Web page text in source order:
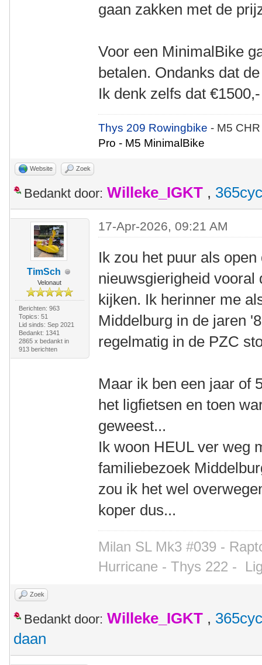
gaan zakken met de
Voor een MinimalBike
betalen. Ondanks dat
Ik denk zelfs dat
Thys 209 Rowingbike- M5
Pro - M5 MinimalBike
Website Zoek
Bedankt door: Willeke_IGKT ,
TimSch
Velonaut
Berichten: 963
Topics: 51
Lid sinds: Sep 2021
Bedankt: 1341
2865 x bedankt in
913 berichten
17-Apr-2026, 09:21 AM
Ik zou het puur als
nieuwsgierigheid vooral
kijken. Ik herinner me
Middelburg in de jaren
regelmatig in de PZC
Maar ik ben een jaar of
het ligfietsen en toen
geweest...
Ik woon HEUL ver weg
familiebezoek
zou ik het wel
koper dus...
Milan SL Mk3 #039 -
Hurricane - Thys 222 -
Zoek
Bedankt door: Willeke_IGKT ,
daan